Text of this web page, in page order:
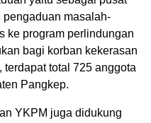
masalah-
ke program perlindungan
bagi korban kekerasan
total 725 anggota
Pangkep.
YKPM juga didukung